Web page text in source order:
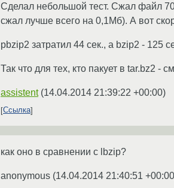
Сделал небольшой тест. Сжал файл
сжал лучше всего на 0,1Мб). А вот
pbzip2 затратил 44 сек., а bzip2 - 125
Так что для тех, кто пакует в tar.bz2 -
assistent (14.04.2014 21:39:22 +00:00)
Ссылка
как оно в сравнении с lbzip?
anonymous (14.04.2014 21:40:51 +00:00